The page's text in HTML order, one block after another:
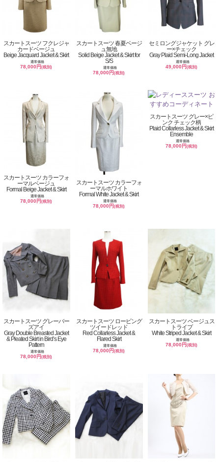
スカートスーツ フクレジャ
カードベージュ
Beige Jacquard Jacket & Skirt
通常価格
78,000円(税別)
スカートスーツ 春夏ベージ
ュ無地
Solid Beige Jacket & Skirt for
S/S
通常価格
78,000円(税別)
セミロングジャケット グレ
ー×チェック
Gray Plaid Semi-Long Jacket
通常価格
49,000円(税別)
スカートスーツ カラーフォ
ーマルベージュ
Formal Beige Jacket & Skirt
通常価格
78,000円(税別)
スカートスーツ カラーフォ
ーマルホワイト
Formal White Jacket & Skirt
通常価格
78,000円(税別)
スカートスーツ グレー×ピ
ンク チェック柄
Plaid Collarless Jacket & Skirt
Ensemble
通常価格
78,000円(税別)
スカートスーツ グレーバー
ズアイ
Gray Double Breasted Jacket
& Pleated Skirt in Bird’s Eye
Pattern
通常価格
78,000円(税別)
スカートスーツ ロービング
ツイードレッド
Red Collarless Jacket &
Flared Skirt
通常価格
78,000円(税別)
スカートスーツ ベージュス
トライプ
White Striped Jacket & Skirt
通常価格
78,000円(税別)